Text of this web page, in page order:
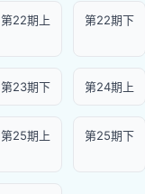
第22期上 第22期下
第23期下 第24期上
第25期上 第25期下